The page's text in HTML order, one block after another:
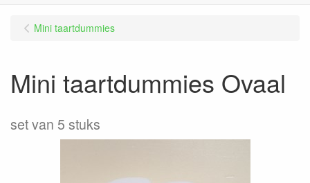
Mini taartdummies
Mini taartdummies Ovaal
set van 5 stuks